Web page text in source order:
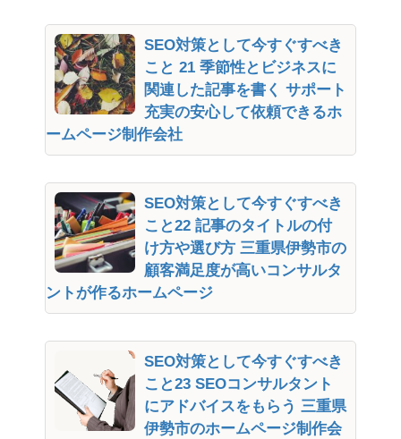
SEO対策として今すぐすべき
こと 21 季節性とビジネスに
関連した記事を書く サポート
充実の安心して依頼できるホ
ームページ制作会社
SEO対策として今すぐすべき
こと22 記事のタイトルの付
け方や選び方 三重県伊勢市の
顧客満足度が高いコンサルタ
ントが作るホームページ
SEO対策として今すぐすべき
こと23 SEOコンサルタント
にアドバイスをもらう 三重県
伊勢市のホームページ制作会